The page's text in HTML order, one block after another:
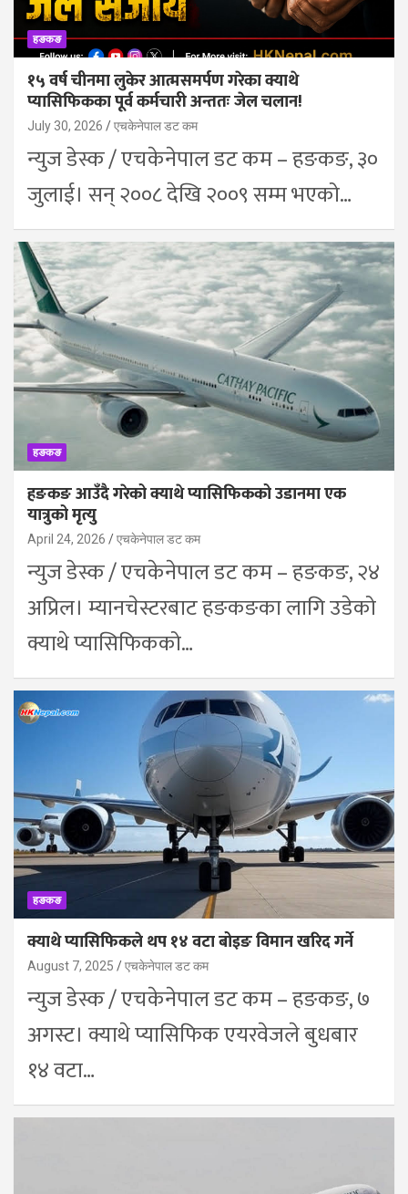
हङकङ
१५ वर्ष चीनमा लुकेर आत्मसमर्पण गरेका क्याथे
प्यासिफिकका पूर्व कर्मचारी अन्ततः जेल चलान!
July 30, 2026 एचकेनेपाल डट कम
न्युज डेस्क / एचकेनेपाल डट कम – हङकङ, ३०
जुलाई। सन् २००८ देखि २००९ सम्म भएको…
हङकङ
हङकङ आउँदै गरेको क्याथे प्यासिफिकको उडानमा एक
यात्रुको मृत्यु
April 24, 2026 एचकेनेपाल डट कम
न्युज डेस्क / एचकेनेपाल डट कम – हङकङ, २४
अप्रिल। म्यानचेस्टरबाट हङकङका लागि उडेको
क्याथे प्यासिफिकको…
हङकङ
क्याथे प्यासिफिकले थप १४ वटा बोइङ विमान खरिद गर्ने
August 7, 2025 एचकेनेपाल डट कम
न्युज डेस्क / एचकेनेपाल डट कम – हङकङ, ७
अगस्ट। क्याथे प्यासिफिक एयरवेजले बुधबार
१४ वटा…